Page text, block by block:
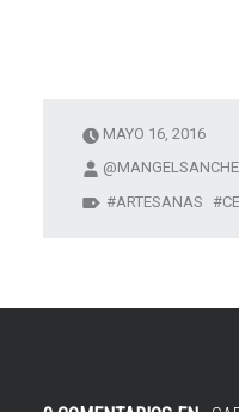
MAYO 16, 2016
ARTESANAS